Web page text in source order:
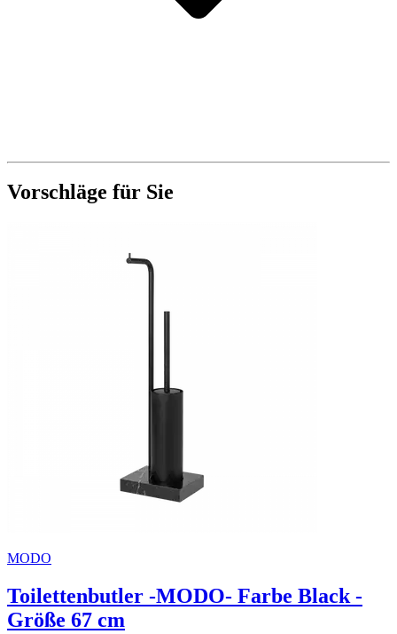
Vorschläge für Sie
MODO
Toilettenbutler -MODO- Farbe Black -
Größe 67 cm